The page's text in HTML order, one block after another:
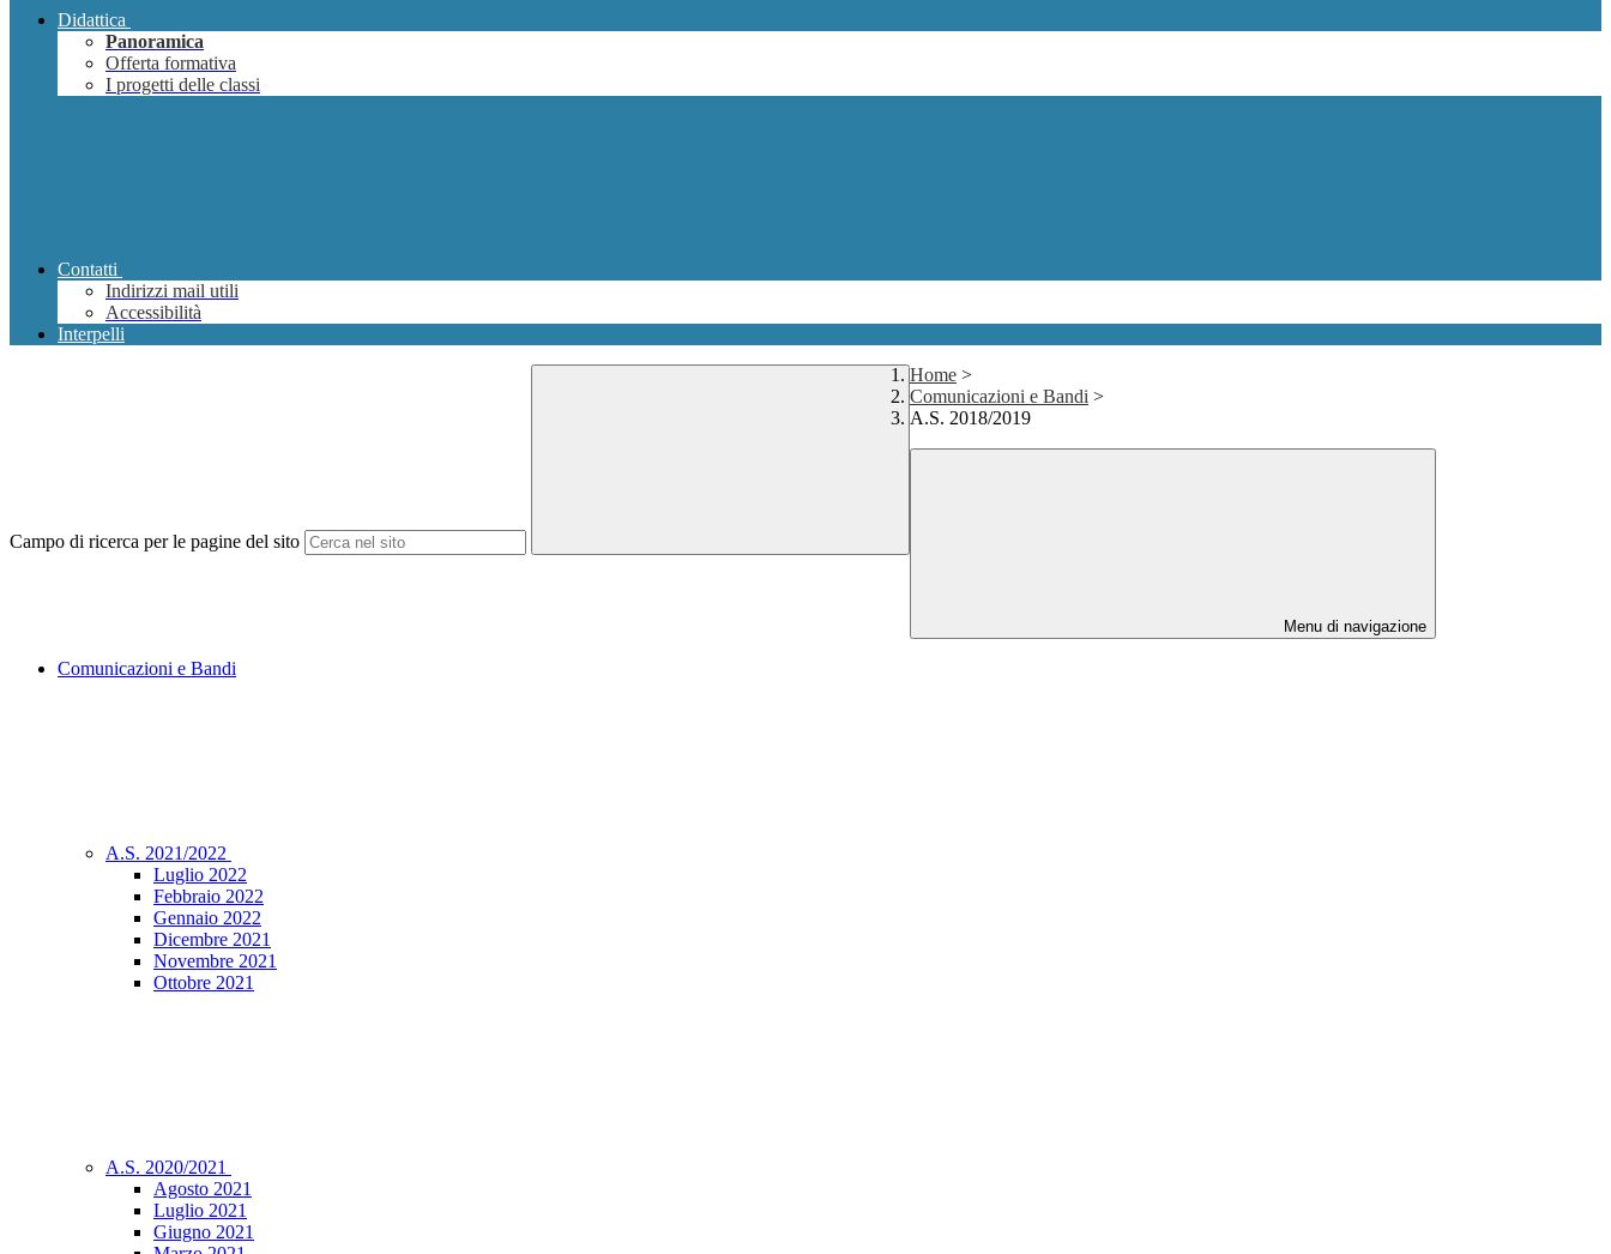
Didattica
Panoramica
Offerta formativa
I progetti delle classi
Contatti
Indirizzi mail utili
Accessibilità
Interpelli
Campo di ricerca per le pagine del sito
Home >
Comunicazioni e Bandi >
A.S. 2018/2019
Menu di navigazione
Comunicazioni e Bandi
A.S. 2021/2022
Luglio 2022
Febbraio 2022
Gennaio 2022
Dicembre 2021
Novembre 2021
Ottobre 2021
A.S. 2020/2021
Agosto 2021
Luglio 2021
Giugno 2021